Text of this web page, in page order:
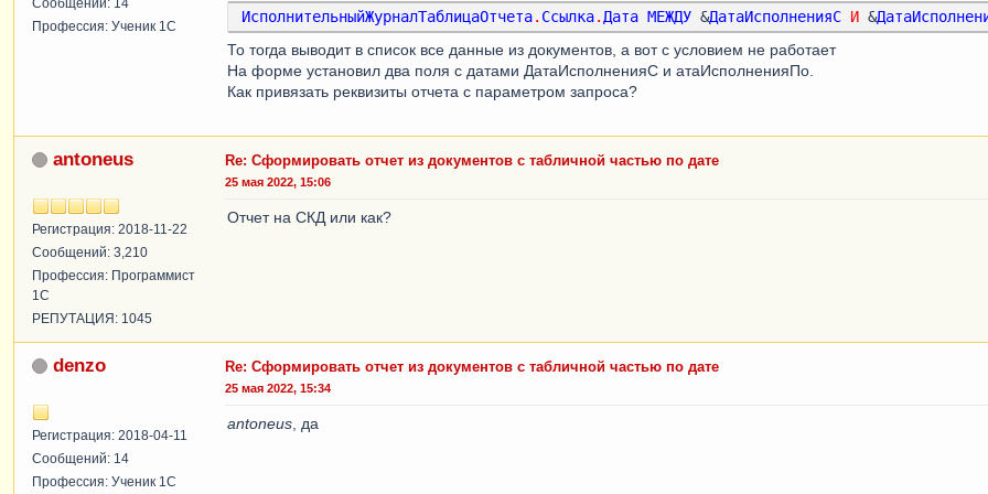
Профессия: Ученик 1С
ИсполнительныйЖурналТаблицаОтчета. Ссылка. Дата МЕЖДУ &ДатаИсполненияС И &
То тогда выводит в список все данные из документов, а вот с условием не работает
На форме установил два поля с датами ДатаИсполненияС и атаИсполненияПо.
Как привязать реквизиты отчета с параметром запроса?
antoneus
Регистрация: 2018-11-22
Сообщений: 3,210
Профессия: Программист
1С
РЕПУТАЦИЯ: 1045
Re: Сформировать отчет из документов с табличной частью по дате
25 мая 2022, 15:06
Отчет на СКД или как?
denzo
Регистрация: 2018-04-11
Сообщений: 14
Профессия: Ученик 1С
Re: Сформировать отчет из документов с табличной частью по дате
25 мая 2022, 15:34
antoneus , да